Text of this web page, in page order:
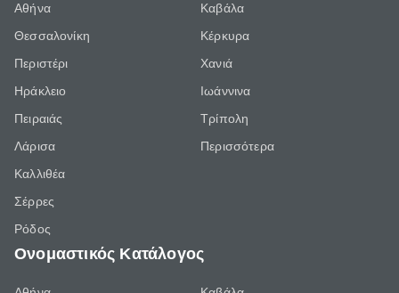
Αθήνα
Θεσσαλονίκη
Περιστέρι
Ηράκλειο
Πειραιάς
Λάρισα
Καλλιθέα
Σέρρες
Ρόδος
Καβάλα
Κέρκυρα
Χανιά
Ιωάννινα
Τρίπολη
Περισσότερα
Ονομαστικός Κατάλογος